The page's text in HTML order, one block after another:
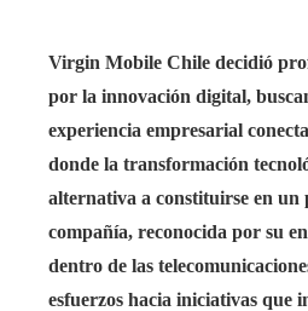
Virgin Mobile Chile decidió
por la innovación digital,
experiencia empresarial
donde la transformación
alternativa a constituirse en un
compañía, reconocida por su
dentro de las
esfuerzos hacia iniciativas que